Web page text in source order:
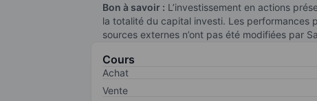
Bon à savoir : L’investissement en actions
la totalité du capital investi. Les performances
sources externes n’ont pas été modifiées par
Cours
Achat
Vente